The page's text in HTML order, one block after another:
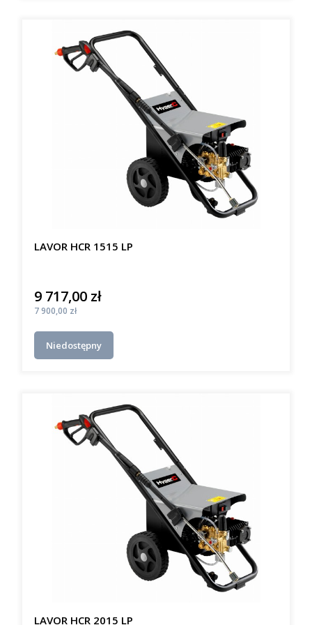
LAVOR HCR 1515 LP
Cena
9 717,00 zł
Cena
7 900,00 zł
Niedostępny
LAVOR HCR 2015 LP